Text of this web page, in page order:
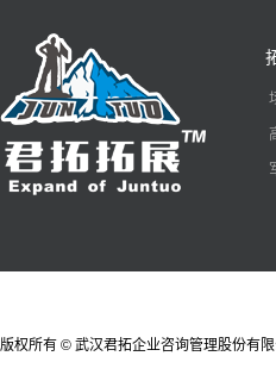
版权所有 © 武汉君拓企业咨询管理股份